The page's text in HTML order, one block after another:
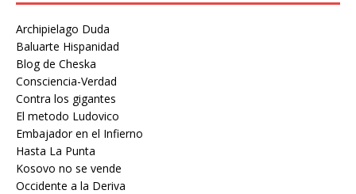
Archipielago Duda
Baluarte Hispanidad
Blog de Cheska
Consciencia-Verdad
Contra los gigantes
El metodo Ludovico
Embajador en el Infierno
Hasta La Punta
Kosovo no se vende
Occidente a la Deriva